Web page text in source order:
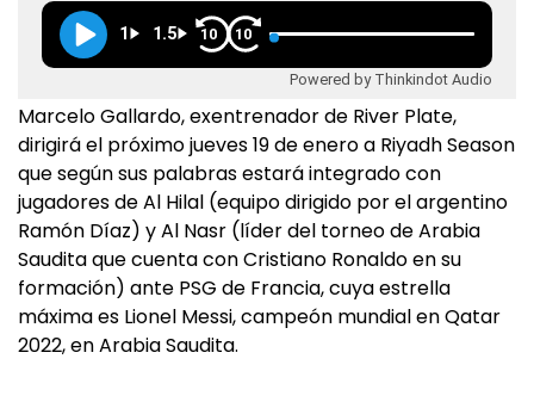
1 1.5 10 10
Powered by Thinkindot Audio
Marcelo Gallardo, exentrenador de River Plate,
dirigirá el próximo jueves 19 de enero a Riyadh Season
que según sus palabras estará integrado con
jugadores de Al Hilal (equipo dirigido por el argentino
Ramón Díaz) y Al Nasr (líder del torneo de Arabia
Saudita que cuenta con Cristiano Ronaldo en su
formación) ante PSG de Francia, cuya estrella
máxima es Lionel Messi, campeón mundial en Qatar
2022, en Arabia Saudita.